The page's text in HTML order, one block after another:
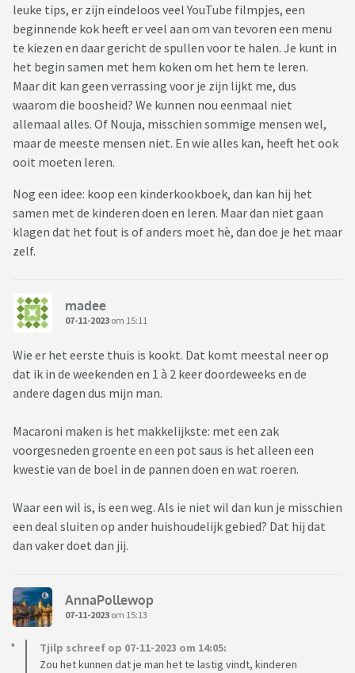
leuke tips, er zijn eindeloos veel YouTube filmpjes, een
beginnende kok heeft er veel aan om van tevoren een menu
te kiezen en daar gericht de spullen voor te halen. Je kunt in
het begin samen met hem koken om het hem te leren.
Maar dit kan geen verrassing voor je zijn lijkt me, dus
waarom die boosheid? We kunnen nou eenmaal niet
allemaal alles. Of Nouja, misschien sommige mensen wel,
maar de meeste mensen niet. En wie alles kan, heeft het ook
ooit moeten leren.
Nog een idee: koop een kinderkookboek, dan kan hij het
samen met de kinderen doen en leren. Maar dan niet gaan
klagen dat het fout is of anders moet hè, dan doe je het maar
zelf.
madee
07-11-2023 om 15:11
Wie er het eerste thuis is kookt. Dat komt meestal neer op
dat ik in de weekenden en 1 à 2 keer doordeweeks en de
andere dagen dus mijn man.
Macaroni maken is het makkelijkste: met een zak
voorgesneden groente en een pot saus is het alleen een
kwestie van de boel in de pannen doen en wat roeren.
Waar een wil is, is een weg. Als ie niet wil dan kun je misschien
een deal sluiten op ander huishoudelijk gebied? Dat hij dat
dan vaker doet dan jij.
AnnaPollewop
07-11-2023 om 15:13
Tjilp schreef op 07-11-2023 om 14:05:
Zou het kunnen dat je man het te lastig vindt, kinderen